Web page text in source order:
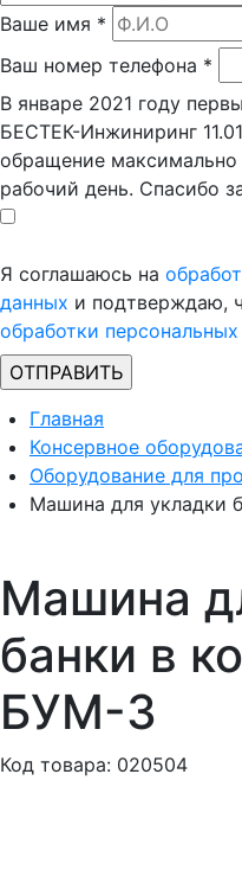
Ваше имя *
Ваш номер телефона *
В январе 2021 году
БЕСТЕК-Инжиниринг
обращение
рабочий день. Спасибо
Я соглашаюсь на
данных и подтверждаю,
обработки
Главная
Консервное
Оборудование для
Машина для укладки
Машина
банки в
БУМ-3
Код товара: 020504